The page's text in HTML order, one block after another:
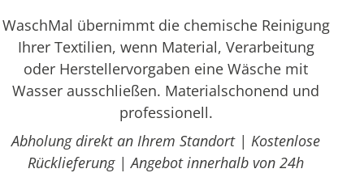
WaschMal übernimmt die chemische Reinigung
Ihrer Textilien, wenn Material, Verarbeitung
oder Herstellervorgaben eine Wäsche mit
Wasser ausschließen. Materialschonend und
professionell.
Abholung direkt an Ihrem Standort | Kostenlose
Rücklieferung | Angebot innerhalb von 24h